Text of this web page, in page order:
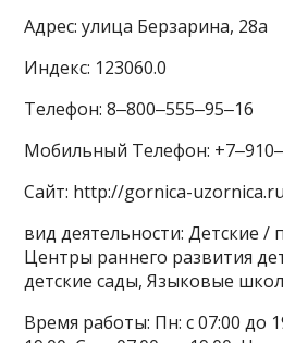
Адрес: улица Берзарина, 28а
Индекс: 123060.0
Телефон: 8‒800‒555‒95‒16
Мобильный Телефон:
Сайт: http://gornica-uzornica.ru
вид деятельности: Детские /
Центры раннего развития
детские сады, Языковые
Время работы: Пн: с 07:00 до